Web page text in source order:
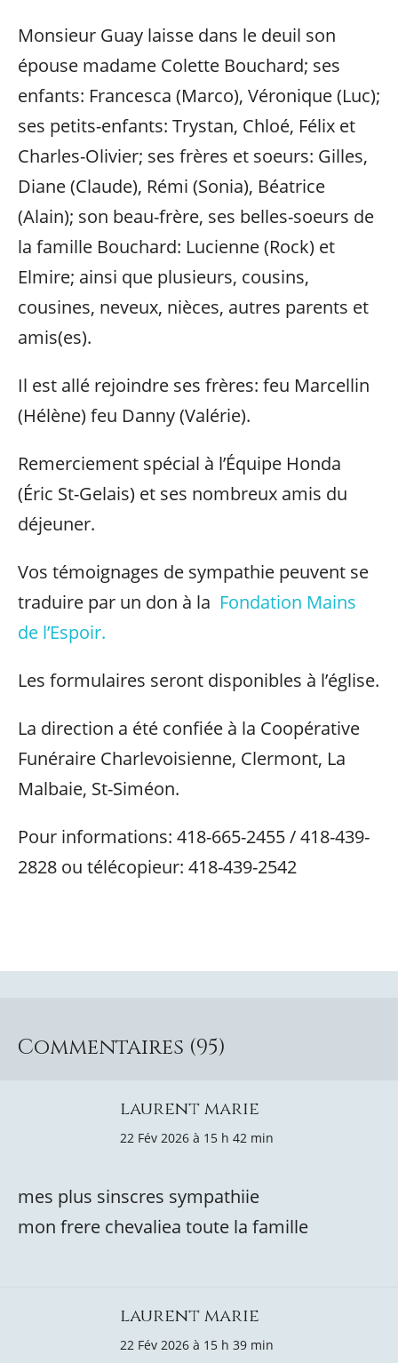
Monsieur Guay laisse dans le deuil son
épouse madame Colette Bouchard; ses
enfants: Francesca (Marco), Véronique (Luc);
ses petits-enfants: Trystan, Chloé, Félix et
Charles-Olivier; ses frères et soeurs: Gilles,
Diane (Claude), Rémi (Sonia), Béatrice
(Alain); son beau-frère, ses belles-soeurs de
la famille Bouchard: Lucienne (Rock) et
Elmire; ainsi que plusieurs, cousins,
cousines, neveux, nièces, autres parents et
amis(es).
Il est allé rejoindre ses frères: feu Marcellin
(Hélène) feu Danny (Valérie).
Remerciement spécial à l’Équipe Honda
(Éric St-Gelais) et ses nombreux amis du
déjeuner.
Vos témoignages de sympathie peuvent se
traduire par un don à la Fondation Mains
de l’Espoir.
Les formulaires seront disponibles à l’église.
La direction a été confiée à la Coopérative
Funéraire Charlevoisienne, Clermont, La
Malbaie, St-Siméon.
Pour informations: 418-665-2455 / 418-439-
2828 ou télécopieur: 418-439-2542
Commentaires (95)
laurent marie
22 Fév 2026 à 15 h 42 min
mes plus sinscres sympathiie
mon frere chevaliea toute la famille
laurent marie
22 Fév 2026 à 15 h 39 min